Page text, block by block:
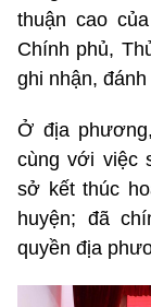
thuận cao
Chính phủ,
ghi nhận,
Ở địa
cùng với việc
sở kết thúc
huyện; đã
quyền địa